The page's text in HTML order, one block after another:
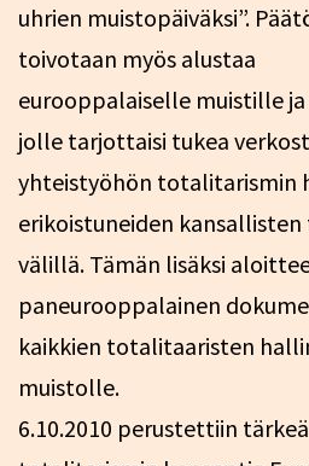
uhrien muistopäiväksi”.
toivotaan myös alustaa
eurooppalaiselle muistille
jolle tarjottaisi tukea
yhteistyöhön totalitarismin
erikoistuneiden
välillä. Tämän lisäksi
paneurooppalainen
kaikkien totalitaaristen
muistolle.
6.10.2010 perustettiin